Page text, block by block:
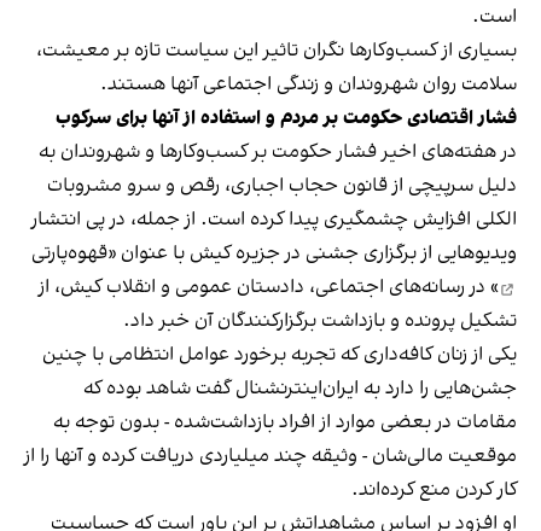
است.
بسیاری از کسب‌وکارها نگران تاثیر این سیاست‌ تازه بر معیشت،
سلامت روان شهروندان و زندگی اجتماعی آنها هستند.
فشار اقتصادی حکومت بر مردم و استفاده از آنها برای سرکوب
در هفته‌های اخیر فشار حکومت بر کسب‌وکارها و شهروندان به
دلیل سرپیچی از قانون حجاب اجباری، رقص و سرو مشروبات
الکلی افزایش چشمگیری پیدا کرده است. از جمله، در پی انتشار
ویدیوهایی از برگزاری جشنی در جزیره کیش با عنوان «قهوه‌پارتی
» در رسانه‌های اجتماعی، دادستان عمومی و انقلاب کیش، از
تشکیل پرونده و بازداشت برگزارکنندگان آن خبر داد.
یکی از زنان کافه‌داری که تجربه برخورد عوامل انتظامی با چنین
جشن‌هایی را دارد به ایران‌اینترنشنال گفت شاهد بوده که
مقامات در بعضی موارد از افراد بازداشت‌‌شده - بدون توجه به
موقعیت مالی‌شان - وثیقه چند میلیاردی دریافت کرده و آنها را از
کار کردن منع کرده‌اند.
او افزود بر اساس مشاهداتش بر این باور است که حساسیت